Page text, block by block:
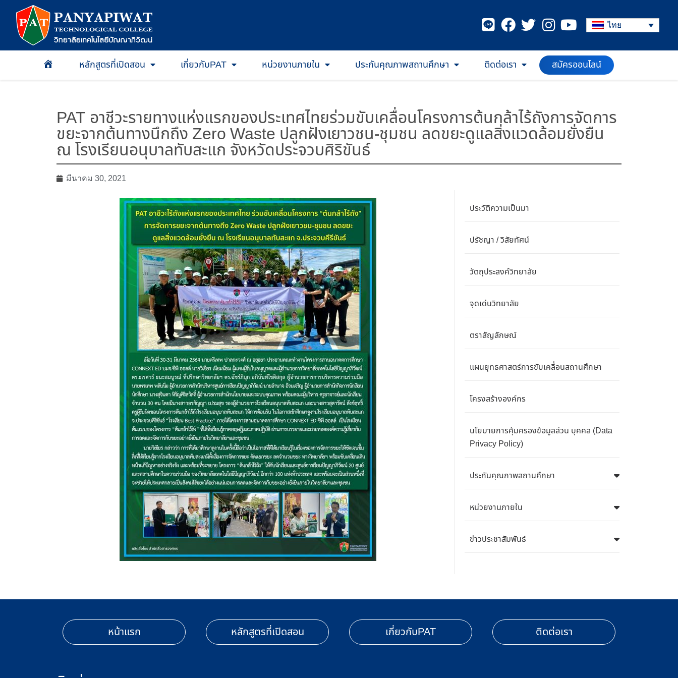
ไทย
หน้าเเรก
หลักสูตรที่เปิดสอน เกี่ยวกับPAT หน่วยงานภายใน ประกันคุณภาพสถานศึกษา ติดต่อเรา สมัครออนไลน์
PAT อาชีวะรายทางแห่งแรกของประเทศไทยร่วมขับเคลื่อนโครงการต้นกล้าไร้ถังการจัดการ
ขยะจากต้นทางนึกถึง Zero Waste ปลูกฝังเยาวชน-ชุมชน ลดขยะดูแลสิ่งแวดล้อมยั่งยืน
ณ โรงเรียนอนุบาลทับสะแก จังหวัดประจวบศิริขันธ์
มีนาคม 30, 2021
ประวัติความเป็นมา
ปรัชญา / วิสัยทัศน์
วัตถุประสงค์วิทยาลัย
จุดเด่นวิทยาลัย
ตราสัญลักษณ์
แผนยุทธศาสตร์การขับเคลื่อนสถานศึกษา
โครงสร้างองค์กร
นโยบายการคุ้มครองข้อมูลส่วน บุคคล (Data
Privacy Policy)
ประกันคุณภาพสถานศึกษา
หน่วยงานภายใน
ข่าวประชาสัมพันธ์
หน้าแรก หลักสูตรที่เปิดสอน เกี่ยวกับPAT ติดต่อเรา